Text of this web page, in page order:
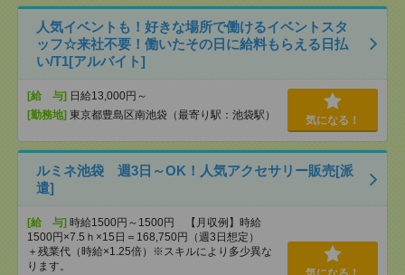
人気イベントも！好きな場所で働けるイベントスタ
ッフ☆来社不要！働いたその日に給料もらえる日払
い/T1[アルバイト]
[給 与] 日給13,000円～
[勤務地] 東京都豊島区南池袋（最寄り駅：池袋駅） 気になる！
ルミネ池袋 週3日～OK！人気アクセサリー販売[派
遣]
[給 与] 時給1500円～1500円 【月収例】時給
1500円×7.5ｈ×15日＝168,750円（週3日想定）
＋残業代（時給×1.25倍）※スキルにより多少異な
ります。